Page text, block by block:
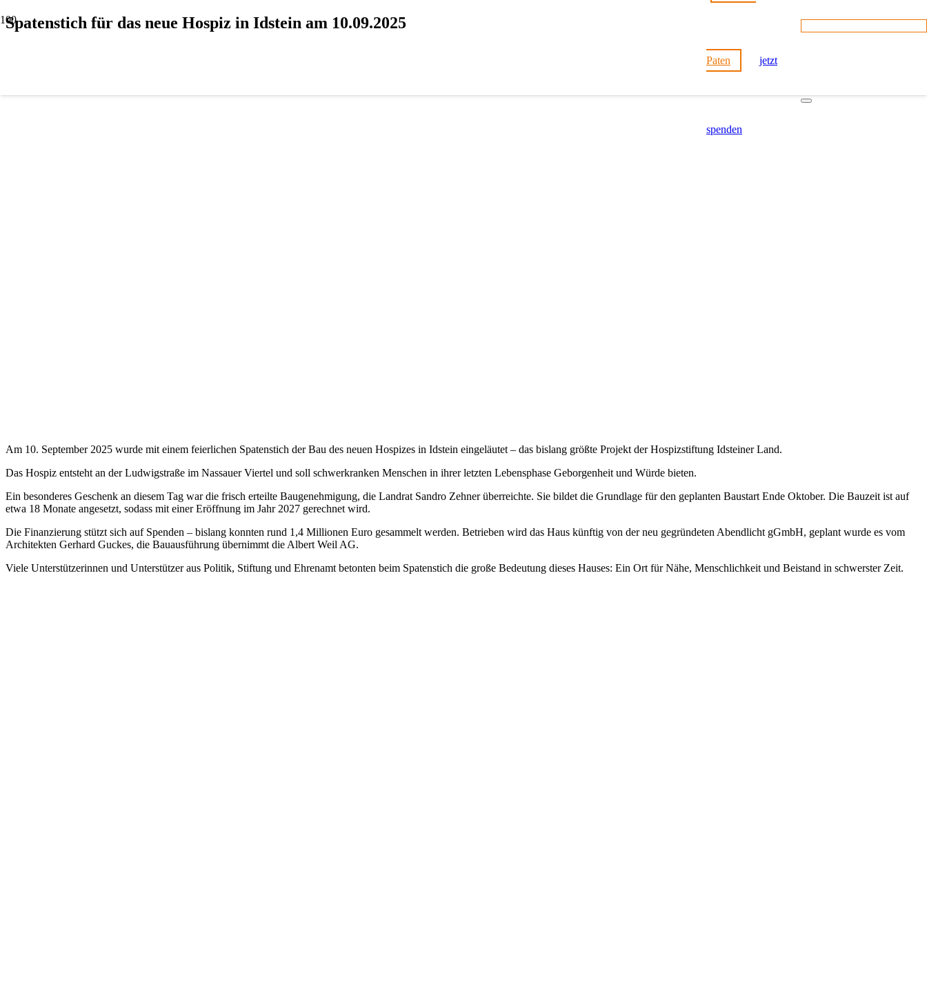
Paten jetzt
spenden
Spatenstich für das neue Hospiz in Idstein am 10.09.2025
Am 10. September 2025 wurde mit einem feierlichen Spatenstich der Bau des neuen Hospizes in Idstein eingeläutet – das bislang größte Projekt der Hospizstiftung Idsteiner Land.
Das Hospiz entsteht an der Ludwigstraße im Nassauer Viertel und soll schwerkranken Menschen in ihrer letzten Lebensphase Geborgenheit und Würde bieten.
Ein besonderes Geschenk an diesem Tag war die frisch erteilte Baugenehmigung, die Landrat Sandro Zehner überreichte. Sie bildet die Grundlage für den geplanten Baustart Ende Oktober. Die Bauzeit ist auf
etwa 18 Monate angesetzt, sodass mit einer Eröffnung im Jahr 2027 gerechnet wird.
Die Finanzierung stützt sich auf Spenden – bislang konnten rund 1,4 Millionen Euro gesammelt werden. Betrieben wird das Haus künftig von der neu gegründeten Abendlicht gGmbH, geplant wurde es vom
Architekten Gerhard Guckes, die Bauausführung übernimmt die Albert Weil AG.
Viele Unterstützerinnen und Unterstützer aus Politik, Stiftung und Ehrenamt betonten beim Spatenstich die große Bedeutung dieses Hauses: Ein Ort für Nähe, Menschlichkeit und Beistand in schwerster Zeit.